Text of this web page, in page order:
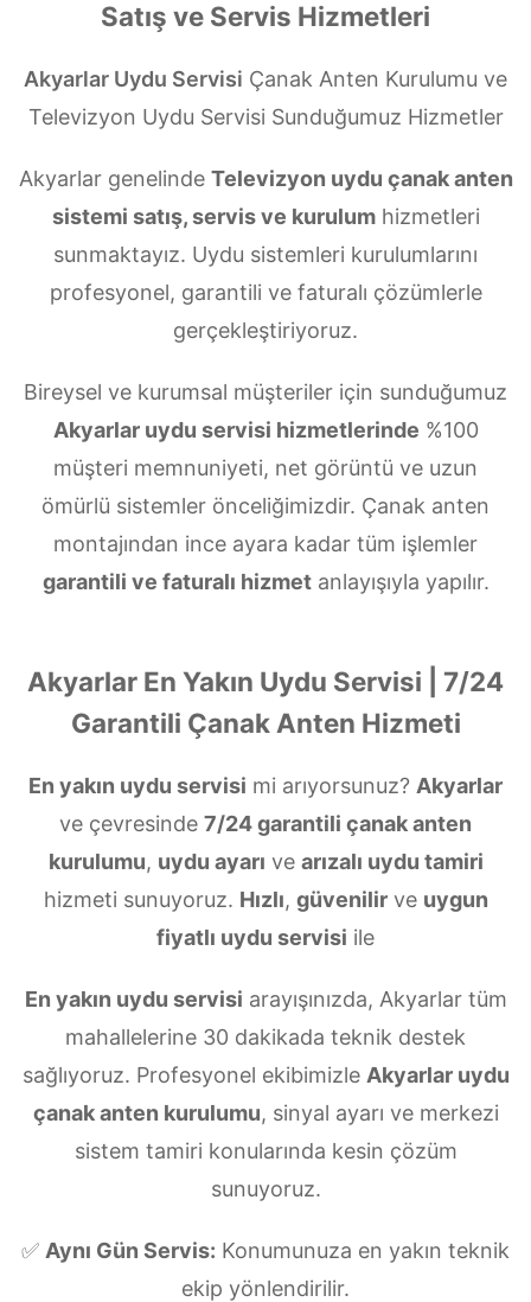
Satış ve Servis Hizmetleri
Akyarlar Uydu Servisi Çanak Anten Kurulumu ve
Televizyon Uydu Servisi Sunduğumuz Hizmetler
Akyarlar genelinde Televizyon uydu çanak anten
sistemi satış, servis ve kurulumhizmetleri
sunmaktayız. Uydu sistemleri kurulumlarını
profesyonel, garantili ve faturalı çözümlerle
gerçekleştiriyoruz.
Bireysel ve kurumsal müşteriler için sunduğumuz
Akyarlar uydu servisi hizmetlerinde %100
müşteri memnuniyeti, net görüntü ve uzun
ömürlü sistemler önceliğimizdir. Çanak anten
montajından ince ayara kadar tüm işlemler
garantili ve faturalı hizmetanlayışıyla yapılır.
Akyarlar En Yakın Uydu Servisi | 7/24
Garantili Çanak Anten Hizmeti
En yakın uydu servisi mi arıyorsunuz? Akyarlar
ve çevresinde 7/24 garantili çanak anten
kurulumu, uydu ayarı ve arızalı uydu tamiri
hizmeti sunuyoruz. Hızlı, güvenilirve uygun
fiyatlı uydu servisi ile
En yakın uydu servisi arayışınızda, Akyarlar tüm
mahallelerine 30 dakikada teknik destek
sağlıyoruz. Profesyonel ekibimizle Akyarlar uydu
çanak anten kurulumu, sinyal ayarı ve merkezi
sistem tamiri konularında kesin çözüm
sunuyoruz.
✅ Aynı Gün Servis: Konumunuza en yakın teknik
ekip yönlendirilir.